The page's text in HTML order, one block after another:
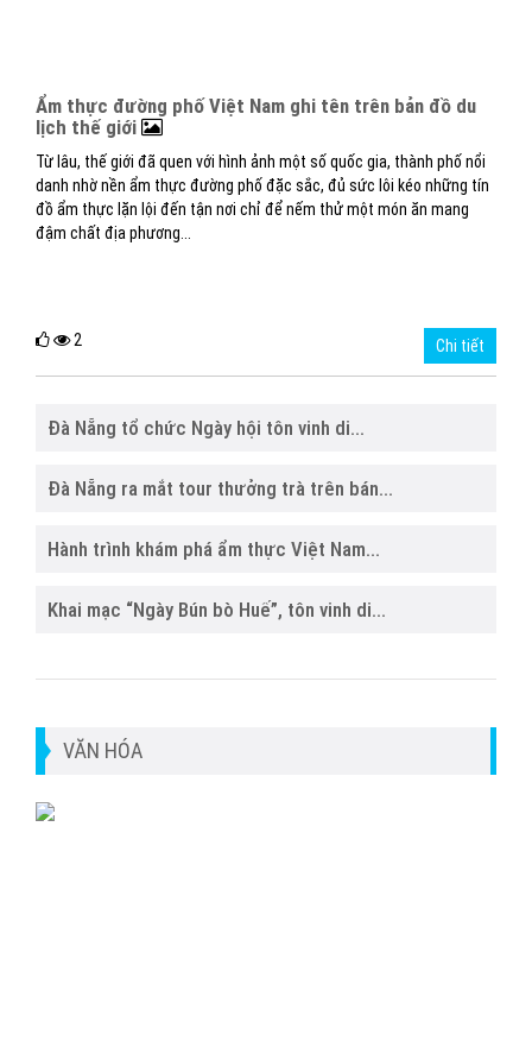
Ẩm thực đường phố Việt Nam ghi tên trên bản đồ du
lịch thế giới
Từ lâu, thế giới đã quen với hình ảnh một số quốc gia, thành phố nổi
danh nhờ nền ẩm thực đường phố đặc sắc, đủ sức lôi kéo những tín
đồ ẩm thực lặn lội đến tận nơi chỉ để nếm thử một món ăn mang
đậm chất địa phương...
2 Chi tiết
Đà Nẵng tổ chức Ngày hội tôn vinh di...
Đà Nẵng ra mắt tour thưởng trà trên bán...
Hành trình khám phá ẩm thực Việt Nam...
Khai mạc “Ngày Bún bò Huế”, tôn vinh di...
VĂN HÓA